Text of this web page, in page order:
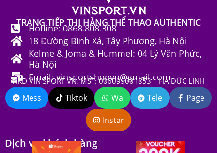
TRANG TIẾP THỊ HÀNG THỂ THAO AUTHENTIC
Hotline: 0868.808.308
18 Đường Bình Xá, Tây Phương, Hà Nội
Kelme & Joma & Hummel: 04 Lý Văn Phức,
Hà Nội
Email: vinsportshopvn@gmail.com
HKD VIN SPORT VN, MST: 006099001853 | HÀ ĐỨC LINH
Mess Tiktok Wa Tele Page
Instar
Dịch vụ khách hàng